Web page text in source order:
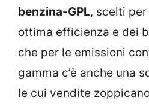
benzina-GPL, scelti
ottima efficienza e dei
che per le emissioni
gamma c’è anche una
le cui vendite